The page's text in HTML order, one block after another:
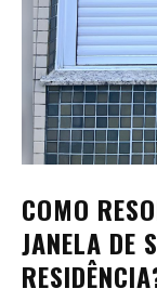
COMO
JANELA DE